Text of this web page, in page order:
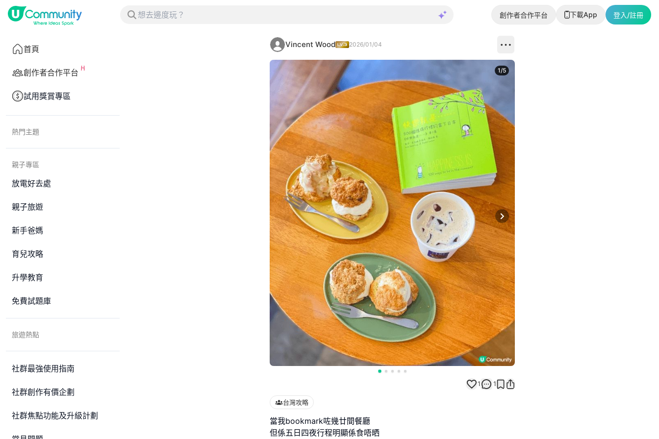
創作者合作平台 下載App 登入/註冊
首頁
創作者合作平台
試用獎賞專區
熱門主題
親子專區
放電好去處
親子旅遊
新手爸媽
育兒攻略
升學教育
免費試題庫
旅遊熱點
社群最強使用指南
社群創作有價企劃
社群焦點功能及升級計劃
Vincent Wood 2026/01/04
Next slide
1/5
1 1
台灣攻略
當我bookmark咗幾廿間餐廳
但係五日四夜行程明顯係食唔晒